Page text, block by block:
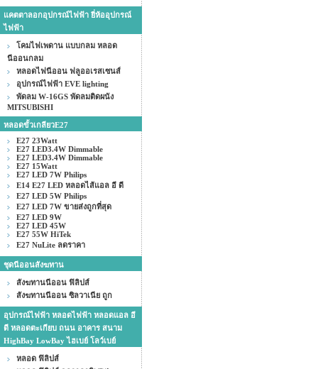
แคตตาลอกอุปกรณ์ไฟฟ้า ยี่ห้ออุปกรณ์
ไฟฟ้า
โคมไฟเพดาน แบบกลม หลอด
นีออนกลม
หลอดไฟนีออน ฟลูออเรสเซนส์
อุปกรณ์ไฟฟ้า EVE lighting
พัดลม W-16GS พัดลมติดผนัง
MITSUBISHI
หลอดขั้วเกลียวE27
E27 23Watt
E27 LED3.4W Dimmable
E27 LED3.4W Dimmable
E27 15Watt
E27 LED 7W Philips
E14 E27 LED หลอดไส้แอล อี ดี
E27 LED 5W Philips
E27 LED 7W ขายส่งถูกที่สุด
E27 LED 9W
E27 LED 45W
E27 55W HiTek
E27 NuLite ลดราคา
ชุดนีออนสังฆทาน
สังฆทานนีออน ฟิลิปส์
สังฆทานนีออน ซิลวาเนีย ถูก
อุปกรณ์ไฟฟ้า หลอดไฟฟ้า หลอดแอล อี
ดี หลอดตะเกียบ ถนน อาคาร สนาม
HighBay LowBay ไฮเบย์ โลว์เบย์
หลอด ฟิลิปส์